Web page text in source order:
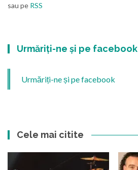
sau pe RSS
Urmăriți-ne și pe facebook
Urmăriți-ne și pe facebook
Cele mai citite